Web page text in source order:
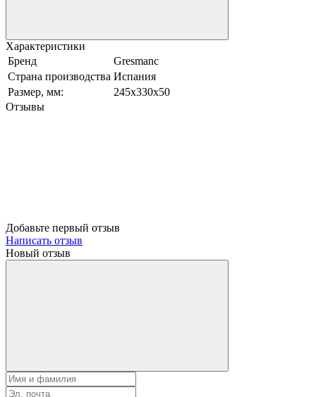
Характеристики
Бренд
Gresmanc
Страна производства Испания
Размер, мм:
245x330x50
Отзывы
Добавьте первый отзыв
Написать отзыв
Новый отзыв